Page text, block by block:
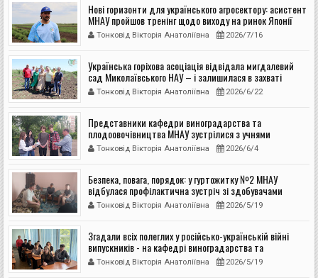
Нові горизонти для українського агросектору: асистент
МНАУ пройшов тренінг щодо виходу на ринок Японії
Тонковід Вікторія Анатоліївна 2026/7/16
Українська горіхова асоціація відвідала мигдалевий
сад Миколаївського НАУ – і залишилася в захваті
Тонковід Вікторія Анатоліївна 2026/6/22
Представники кафедри виноградарства та
плодоовочівництва МНАУ зустрілися з учнями
Миколаївського ліцею №57
Тонковід Вікторія Анатоліївна 2026/6/4
Безпека, повага, порядок: у гуртожитку №2 МНАУ
відбулася профілактична зустріч зі здобувачами
Тонковід Вікторія Анатоліївна 2026/5/19
Згадали всіх полеглих у російсько-українській війні
випускників - на кафедрі виноградарства та
плодоовочівництва відбулася кураторська година до
Дня Героїв
Тонковід Вікторія Анатоліївна 2026/5/19